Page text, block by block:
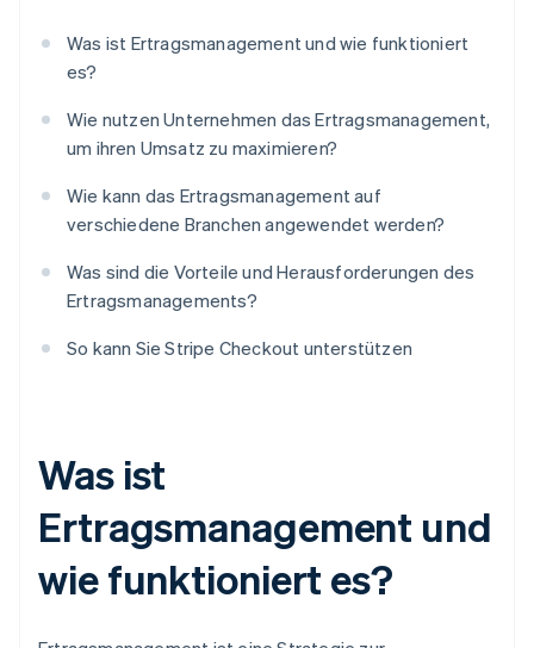
Was ist Ertragsmanagement und wie funktioniert
es?
Wie nutzen Unternehmen das Ertragsmanagement,
um ihren Umsatz zu maximieren?
Wie kann das Ertragsmanagement auf
verschiedene Branchen angewendet werden?
Was sind die Vorteile und Herausforderungen des
Ertragsmanagements?
So kann Sie Stripe Checkout unterstützen
Was ist
Ertragsmanagement und
wie funktioniert es?